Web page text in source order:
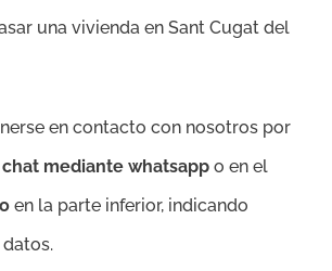
una vivienda en Sant Cugat del
en contacto con nosotros por
chat mediante whatsapp o en el
en la parte inferior, indicando